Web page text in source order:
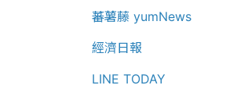
蕃薯藤 yumNews
經濟日報
LINE TODAY